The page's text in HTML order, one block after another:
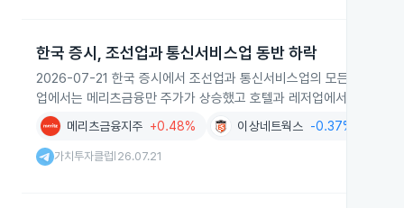
한국 증시, 조선업과 통신서비스업 동반 하락
2026-07-21 한국 증시에서 조선업과 통신서비스업의 모든 종목이
업에서는 메리츠금융만 주가가 상승했고 호텔과 레저업에서는 이상
메리츠금융지주 +0.48% 이상네트웍스 -0.37%
가치투자클럽 26.07.21